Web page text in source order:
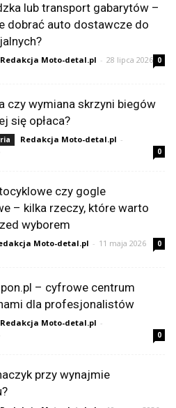
lub transport gabarytów –
dobrać auto dostawcze do
Redakcja Moto-detal.pl - 28 lipca 2026 0
czy wymiana skrzyni biegów
się opłaca?
Redakcja Moto-detal.pl -
0
czy gogle
– kilka rzeczy, które warto
wyborem
Moto-detal.pl - 11 maja 2026 0
– cyfrowe centrum
dla profesjonalistów
Redakcja Moto-detal.pl -
0
przy wynajmie